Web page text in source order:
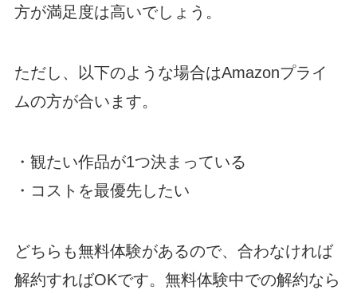
方が満足度は高いでしょう。
ただし、以下のような場合はAmazonプライ
ムの方が合います。
・観たい作品が1つ決まっている
・コストを最優先したい
どちらも無料体験があるので、合わなければ
解約すればOKです。無料体験中での解約なら